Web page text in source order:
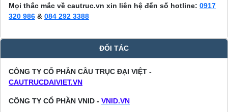
Mọi thắc mắc về cautruc.vn xin liên hệ đến số hotline: 0917
320 986 & 084 292 3388
ĐỐI TÁC
CÔNG TY CỔ PHẦN CẦU TRỤC ĐẠI VIỆT -
CAUTRUCDAIVIET.VN
CÔNG TY CỔ PHẦN VNID - VNID.VN